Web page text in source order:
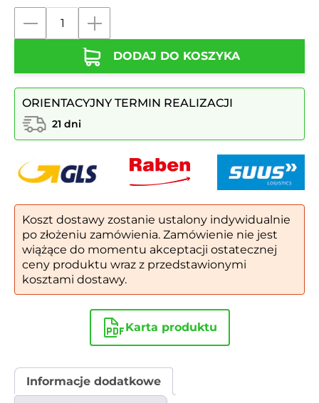
stali
nierdzewnej
bez
oparcia
MAR7
DODAJ DO KOSZYKA
ORIENTACYJNY TERMIN REALIZACJI
21 dni
Koszt dostawy zostanie ustalony indywidualnie
po złożeniu zamówienia. Zamówienie nie jest
wiążące do momentu akceptacji ostatecznej
ceny produktu wraz z przedstawionymi
kosztami dostawy.
Karta produktu
Informacje dodatkowe